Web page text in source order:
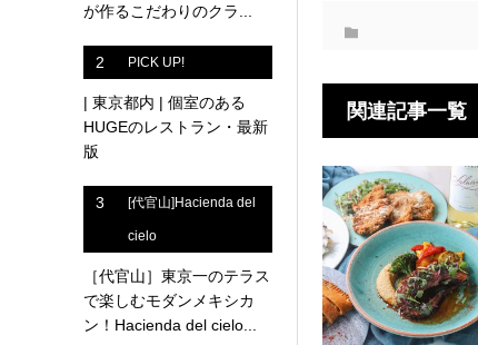
関連記事一覧
が作るこだわりのクラ...
2 PICK UP!
| 東京都内 | 個室のある
HUGEのレストラン・最新
版
3 [代官山]Hacienda del
cielo
［代官山］東京一のテラス
で楽しむモダンメキシカ
ン！Hacienda del cielo...